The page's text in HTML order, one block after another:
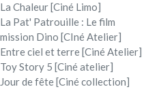
La Chaleur [Ciné Limo]
La Pat' Patrouille : Le film
mission Dino [CIné Atelier]
Entre ciel et terre [Ciné Atelier]
Toy Story 5 [Ciné atelier]
Jour de fête [Ciné collection]